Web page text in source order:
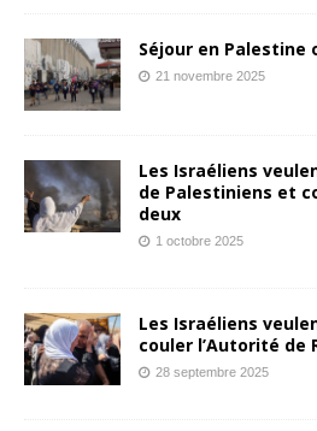
Séjour en Palestine
21 novembre 2025
Les Israéliens
de Palestiniens et
deux
1 octobre 2025
Les Israéliens
couler l’Autorité de
28 septembre 2025